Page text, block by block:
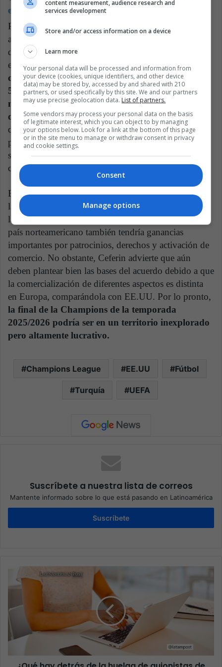
empresas de criptomonedas
Por otra parte, la UEFA facturará a partir del 2024
alrededor de 3.700 millones de euros por temporada,
de acuerdo con el medio El Confidencial. Allí, se
estima quelos derechos de televisión aporten más
de 3.120 millones de euros, los patrocinios más de
541 millones de euros, la asistencia a los estadios
más de 34 millones de euros y las zonas VIP más
de 31 millones de euros.Finalmente, la totalidad del
dinero se reparte en un 79% para los clubes
participantes, 5,5% se lo queda la UEFA y el restante
se destina a la organización y realización de las
competiciones.
Esta inmensa generación de dinero supone que llevar
la competencia a Estados Unidos potenciaría aún más
las ganancias para la UEFA y sus clubes. Además, el
país norteamericano también tendría ganancias
importantes por patrocinios, derechos y activación de
comercio. No obstante, Ceferin advierte que aún
deben plantear bien las bases del acuerdo debido a que
la comercialización de diferentes aspectos es distinta
en Europa, comparándola con EE.UU. Por lo pronto,
la final de la Champions de la temporada
2025/2026 podría ser en un territorio inexplorado
pero altamente lucrativo.
Champions League EE.UU Fútbol
Turquía UEFA
Suscríbete a nuestra lista de correos
Mantente informado sobre lo que está pasando en Latinoamérica
Suscríbete
content measurement, audience research and
services development
Store and/or access information on a device
Learn more
Your personal data will be processed and information from
your device (cookies, unique identifiers, and other device
data) may be stored by, accessed by and shared with 210
partners, or used specifically by this site. We and our partners
may use precise geolocation data. List of partners.
Some vendors may process your personal data on the basis
of legitimate interest, which you can object to by managing
your options below. Look for a link at the bottom of this page
or in the site menu to manage or withdraw consent in privacy
and cookie settings.
Consent
Manage options